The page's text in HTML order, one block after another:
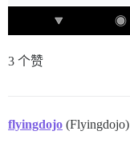
3 个赞
flyingdojo (Flyingdojo)